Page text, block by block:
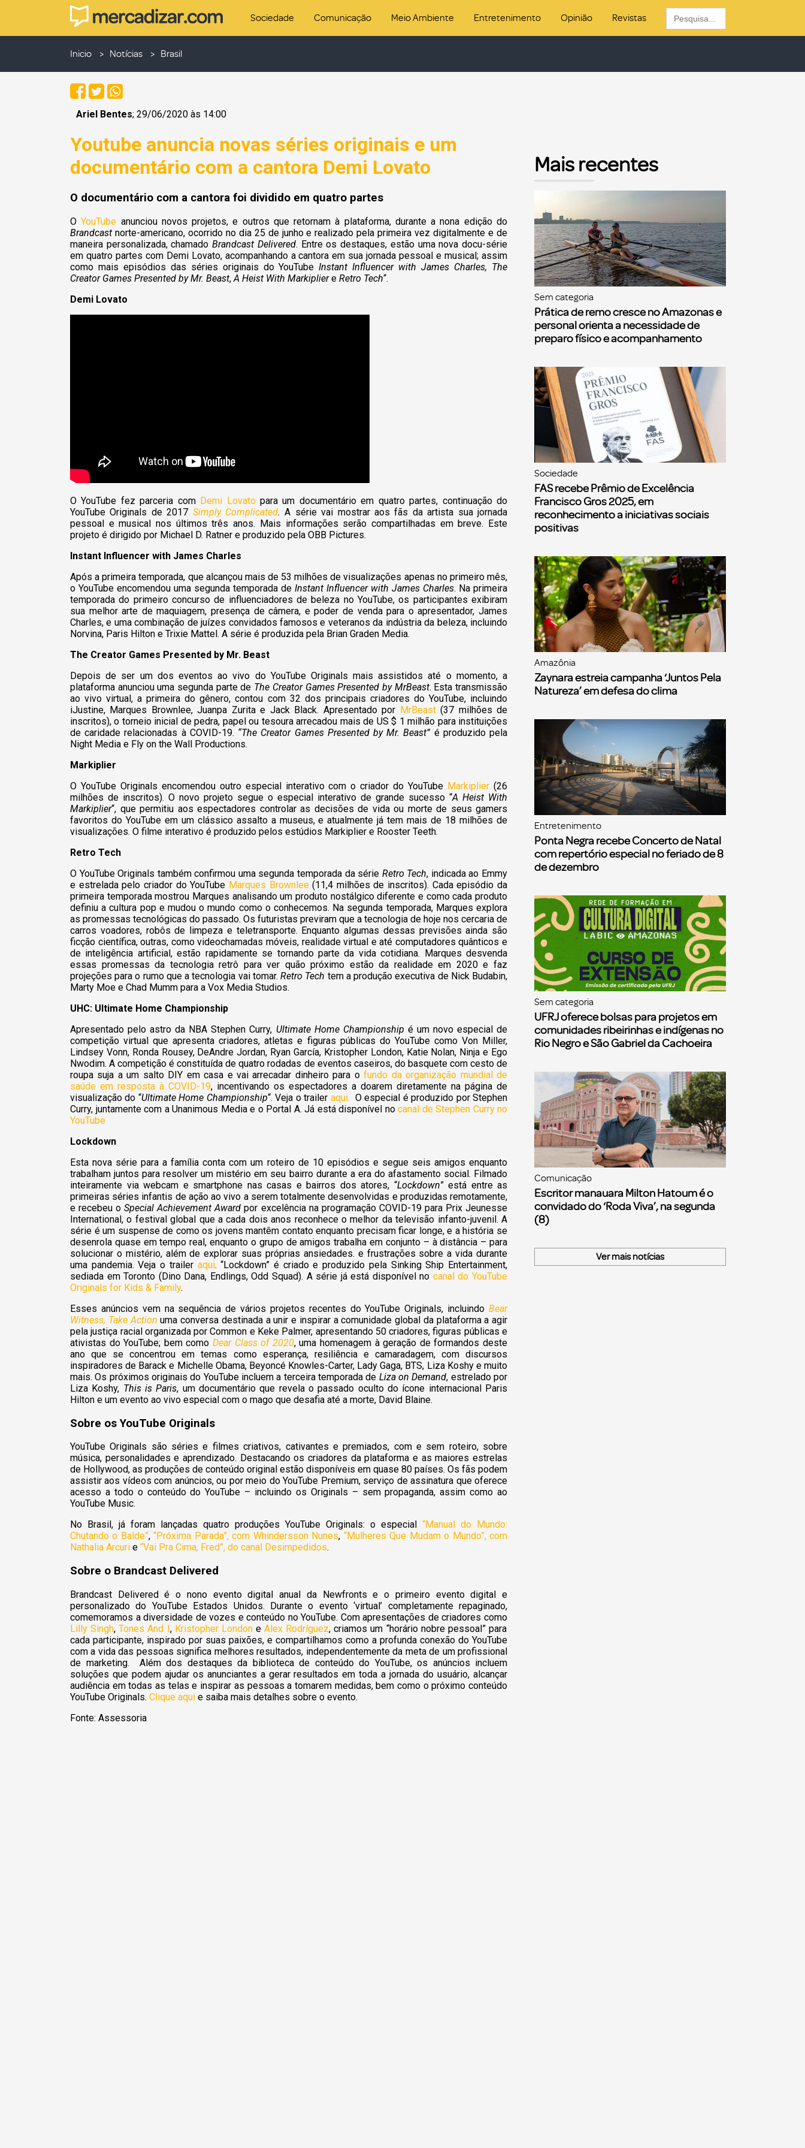
Sociedade Comunicação Meio Ambiente Entretenimento Opinião Revistas
Search
for:
Inicio Notícias Brasil
Ariel Bentes; 29/06/2020 às 14:00
Youtube anuncia novas séries originais e um
documentário com a cantora Demi Lovato
O documentário com a cantora foi dividido em quatro partes
OYouTube anunciou novos projetos, e outros que retornam à plataforma, durante a nona edição do
Brandcast norte-americano, ocorrido no dia 25 de junho e realizado pela primeira vez digitalmente e de
maneira personalizada, chamadoBrandcast Delivered. Entre os destaques, estão uma nova docu-série
em quatro partes com Demi Lovato, acompanhando a cantora em sua jornada pessoal e musical; assim
como mais episódios das séries originais do YouTubeInstant Influencer with James Charles, The
Creator Games Presented by Mr. Beast,A Heist With Markipliere Retro Tech“.
Demi Lovato
O YouTube fez parceria com Demi Lovatopara um documentário em quatro partes, continuação do
YouTube Originals de 2017 Simply Complicated. A série vai mostrar aos fãs da artista sua jornada
pessoal e musical nos últimos três anos. Mais informações serão compartilhadas em breve. Este
projeto é dirigido por Michael D. Ratner e produzido pela OBB Pictures.
Instant Influencer with James Charles
Após a primeira temporada, que alcançou mais de 53 milhões de visualizações apenas no primeiro mês,
o YouTube encomendou uma segunda temporada de Instant Influencer with James Charles. Na primeira
temporada do primeiro concurso de influenciadores de beleza no YouTube, os participantes exibiram
sua melhor arte de maquiagem, presença de câmera, e poder de venda para o apresentador, James
Charles, e uma combinação de juízes convidados famosos e veteranos da indústria da beleza, incluindo
Norvina, Paris Hilton e Trixie Mattel. A série é produzida pela Brian Graden Media.
The Creator Games Presented by Mr. Beast
Depois de ser um dos eventos ao vivo do YouTube Originals mais assistidos até o momento, a
plataforma anunciou uma segunda parte de The Creator Games Presented by MrBeast. Esta transmissão
ao vivo virtual, a primeira do gênero, contou com 32 dos principais criadores do YouTube, incluindo
iJustine, Marques Brownlee, Juanpa Zurita e Jack Black. Apresentado por MrBeast(37 milhões de
inscritos), o torneio inicial de pedra, papel ou tesoura arrecadou mais de US $ 1 milhão para instituições
de caridade relacionadas à COVID-19. “The Creator Games Presented by Mr. Beast” é produzido pela
Night Media e Fly on the Wall Productions.
Markiplier
O YouTube Originals encomendou outro especial interativo com o criador do YouTube Markiplier (26
milhões de inscritos). O novo projeto segue o especial interativo de grande sucesso “A Heist With
Markiplier“, que permitiu aos espectadores controlar as decisões de vida ou morte de seus gamers
favoritos do YouTube em um clássico assalto a museus, e atualmente já tem mais de 18 milhões de
visualizações. O filme interativo é produzido pelos estúdios Markiplier e Rooster Teeth.
Retro Tech
O YouTube Originals também confirmou uma segunda temporada da série Retro Tech, indicada ao Emmy
e estrelada pelo criador do YouTube Marques Brownlee(11,4 milhões de inscritos). Cada episódio da
primeira temporada mostrou Marques analisando um produto nostálgico diferente e como cada produto
definiu a cultura pop e mudou o mundo como o conhecemos. Na segunda temporada, Marques explora
as promessas tecnológicas do passado. Os futuristas previram que a tecnologia de hoje nos cercaria de
carros voadores, robôs de limpeza e teletransporte. Enquanto algumas dessas previsões ainda são
ficção científica, outras, como videochamadas móveis, realidade virtual e até computadores quânticos e
de inteligência artificial, estão rapidamente se tornando parte da vida cotidiana. Marques desvenda
essas promessas da tecnologia retrô para ver quão próximo estão da realidade em 2020 e faz
projeções para o rumo que a tecnologia vai tomar.Retro Tech tem a produção executiva de Nick Budabin,
Marty Moe e Chad Mumm para a Vox Media Studios.
UHC: Ultimate Home Championship
Apresentado pelo astro da NBA Stephen Curry, Ultimate Home Championship é um novo especial de
competição virtual que apresenta criadores, atletas e figuras públicas do YouTube como Von Miller,
Lindsey Vonn, Ronda Rousey, DeAndre Jordan, Ryan García, Kristopher London, Katie Nolan, Ninja e Ego
Nwodim. A competição é constituída de quatro rodadas de eventos caseiros, do basquete com cesto de
roupa suja a um salto DIY em casa e vai arrecadar dinheiro para o fundo da organização mundial de
saúde em resposta à COVID-19, incentivando os espectadores a doarem diretamente na página de
visualização do “Ultimate Home Championship“. Veja o trailer aqui. O especial é produzido por Stephen
Curry, juntamente com a Unanimous Media e o Portal A. Já está disponível no canal de Stephen Curry no
YouTube
Lockdown
Esta nova série para a família conta com um roteiro de 10 episódios e segue seis amigos enquanto
trabalham juntos para resolver um mistério em seu bairro durante a era do afastamento social. Filmado
inteiramente via webcam e smartphone nas casas e bairros dos atores, “Lockdown” está entre as
primeiras séries infantis de ação ao vivo a serem totalmente desenvolvidas e produzidas remotamente,
e recebeu oSpecial Achievement Award por excelência na programação COVID-19 para Prix Jeunesse
International, o festival global que a cada dois anos reconhece o melhor da televisão infanto-juvenil. A
série é um suspense de como os jovens mantêm contato enquanto precisam ficar longe, e a história se
desenrola quase em tempo real, enquanto o grupo de amigos trabalha em conjunto – à distância – para
solucionar o mistério, além de explorar suas próprias ansiedades. e frustrações sobre a vida durante
uma pandemia. Veja o trailer aqui. “Lockdown” é criado e produzido pela Sinking Ship Entertainment,
sediada em Toronto (Dino Dana, Endlings, Odd Squad). A série já está disponível no canal do YouTube
Originals for Kids & Family.
Esses anúncios vem na sequência de vários projetos recentes do YouTube Originals, incluindo Bear
Witness, Take Action uma conversa destinada a unir e inspirar a comunidade global da plataforma a agir
pela justiça racial organizada por Common e Keke Palmer, apresentando 50 criadores, figuras públicas e
ativistas do YouTube; bem como Dear Class of 2020, uma homenagem à geração de formandos deste
ano que se concentrou em temas como esperança, resiliência e camaradagem, com discursos
inspiradores de Barack e Michelle Obama, Beyoncé Knowles-Carter, Lady Gaga, BTS, Liza Koshy e muito
mais. Os próximos originais do YouTube incluem a terceira temporada de Liza on Demand, estrelado por
Liza Koshy, This is Paris, um documentário que revela o passado oculto do ícone internacional Paris
Hilton e um evento ao vivo especial com o mago que desafia até a morte, David Blaine.
Sobre os YouTube Originals
YouTube Originals são séries e filmes criativos, cativantes e premiados, com e sem roteiro, sobre
música, personalidades e aprendizado. Destacando os criadores da plataforma e as maiores estrelas
de Hollywood, as produções de conteúdo original estão disponíveis em quase 80 países. Os fãs podem
assistir aos vídeos com anúncios, ou por meio do YouTube Premium, serviço de assinatura que oferece
acesso a todo o conteúdo do YouTube – incluindo os Originals – sem propaganda, assim como ao
YouTube Music.
No Brasil, já foram lançadas quatro produções YouTube Originals: o especial
“Manual do Mundo:
Chutando o Balde”, “Próxima Parada”, com Whindersson Nunes, “Mulheres Que Mudam o Mundo”, com
Nathalia Arcuri e “Vai Pra Cima, Fred”, do canal Desimpedidos.
Sobre o Brandcast Delivered
Brandcast Delivered é o nono evento digital anual da Newfronts e o primeiro evento digital e
personalizado do YouTube Estados Unidos. Durante o evento ‘virtual’ completamente repaginado,
comemoramos a diversidade de vozes e conteúdo no YouTube. Com apresentações de criadores como
Lilly Singh, Tones And I, Kristopher Londone Alex Rodríguez, criamos um “horário nobre pessoal” para
cada participante, inspirado por suas paixões, e compartilhamos como a profunda conexão do YouTube
com a vida das pessoas significa melhores resultados, independentemente da meta de um profissional
de marketing. Além dos destaques da biblioteca de conteúdo do YouTube, os anúncios incluem
soluções que podem ajudar os anunciantes a gerar resultados em toda a jornada do usuário, alcançar
audiência em todas as telas e inspirar as pessoas a tomarem medidas, bem como o próximo conteúdo
YouTube Originals. Clique aqui e saiba mais detalhes sobre o evento.
Fonte: Assessoria
Mais recentes
Sem categoria
Prática de remo cresce no Amazonas e
personal orienta a necessidade de
preparo físico e acompanhamento
Sociedade
FAS recebe Prêmio de Excelência
Francisco Gros 2025, em
reconhecimento a iniciativas sociais
positivas
Amazônia
Zaynara estreia campanha ‘Juntos Pela
Natureza’ em defesa do clima
Entretenimento
Ponta Negra recebe Concerto de Natal
com repertório especial no feriado de 8
de dezembro
Sem categoria
UFRJ oferece bolsas para projetos em
comunidades ribeirinhas e indígenas no
Rio Negro e São Gabriel da Cachoeira
Comunicação
Escritor manauara Milton Hatoum é o
convidado do ‘Roda Viva’, na segunda
(8)
Ver mais notícias